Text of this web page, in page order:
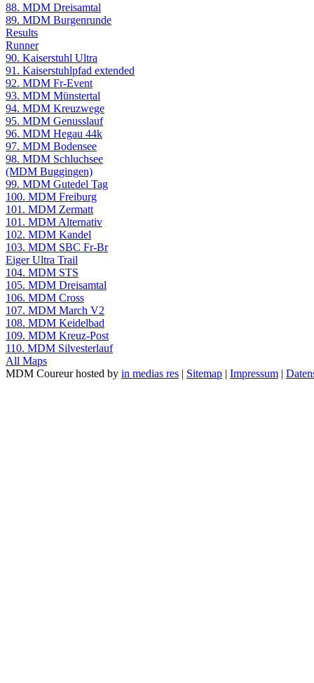
88. MDM Dreisamtal
89. MDM Burgenrunde
Results
Runner
90. Kaiserstuhl Ultra
91. Kaiserstuhlpfad extended
92. MDM Fr-Event
93. MDM Münstertal
94. MDM Kreuzwege
95. MDM Genusslauf
96. MDM Hegau 44k
97. MDM Bodensee
98. MDM Schluchsee
(MDM Buggingen)
99. MDM Gutedel Tag
100. MDM Freiburg
101. MDM Zermatt
101. MDM Alternativ
102. MDM Kandel
103. MDM SBC Fr-Br
Eiger Ultra Trail
104. MDM STS
105. MDM Dreisamtal
106. MDM Cross
107. MDM March V2
108. MDM Keidelbad
109. MDM Kreuz-Post
110. MDM Silvesterlauf
All Maps
MDM Coureur hosted by in medias res | Sitemap | Impressum |